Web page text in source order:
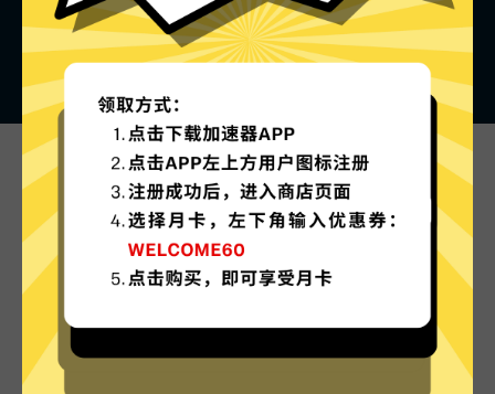
安卓加速器的特色